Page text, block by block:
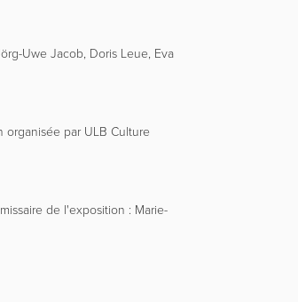
Uwe Jacob, Doris Leue, Eva
organisée par ULB Culture
de l'exposition : Marie-